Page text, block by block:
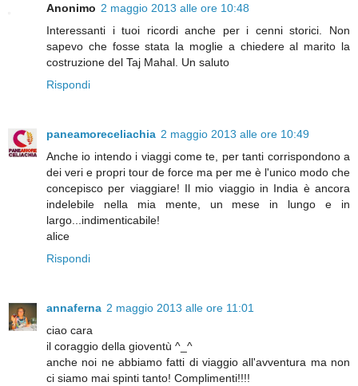
Anonimo 2 maggio 2013 alle ore 10:48
Interessanti i tuoi ricordi anche per i cenni storici. Non
sapevo che fosse stata la moglie a chiedere al marito la
costruzione del Taj Mahal. Un saluto
Rispondi
paneamoreceliachia 2 maggio 2013 alle ore 10:49
Anche io intendo i viaggi come te, per tanti corrispondono a
dei veri e propri tour de force ma per me è l'unico modo che
concepisco per viaggiare! Il mio viaggio in India è ancora
indelebile nella mia mente, un mese in lungo e in
largo...indimenticabile!
alice
Rispondi
annaferna 2 maggio 2013 alle ore 11:01
ciao cara
il coraggio della gioventù ^_^
anche noi ne abbiamo fatti di viaggio all'avventura ma non
ci siamo mai spinti tanto! Complimenti!!!!